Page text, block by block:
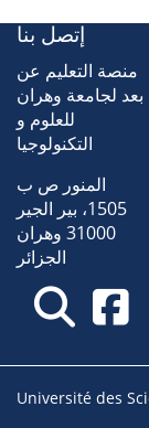
إتصل بنا
منصة التعليم عن
بعد لجامعة وهران
للعلوم و
التكنولوجيا
المنور ص ب
1505، بير الجير
31000 وهران
الجزائر
Université des